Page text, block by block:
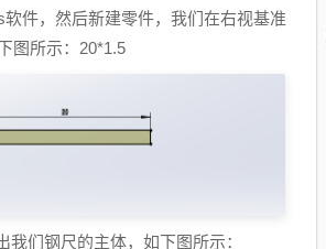
软件，然后新建零件，我们在右视基准
图所示：20*1.5
我们钢尺的主体，如下图所示：